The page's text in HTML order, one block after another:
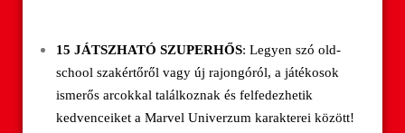
15 JÁTSZHATÓ SZUPERHŐS: Legyen szó old-
school szakértőről vagy új rajongóról, a játékosok
ismerős arcokkal találkoznak és felfedezhetik
kedvenceiket a Marvel Univerzum karakterei között!